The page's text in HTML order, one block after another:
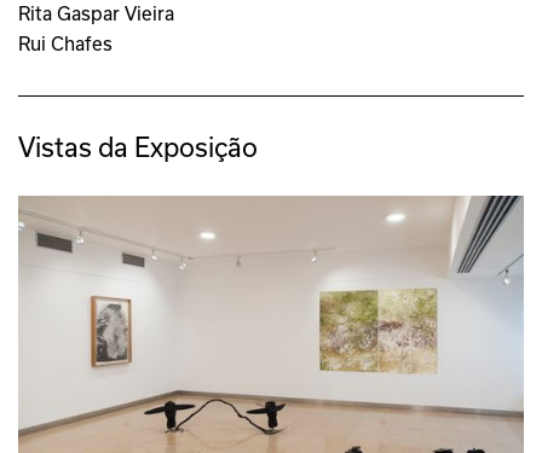
Rita Gaspar Vieira
Rui Chafes
Vistas da Exposição